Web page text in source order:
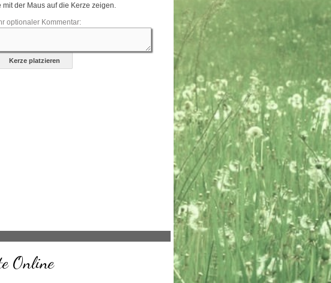
mit der Maus auf die Kerze zeigen.
Ihr optionaler Kommentar:
Online